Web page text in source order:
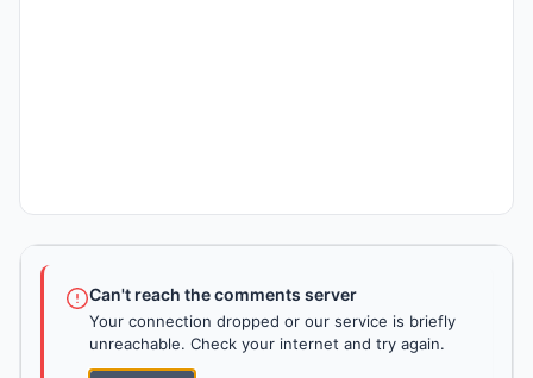
Can't reach the comments server
Your connection dropped or our service is briefly
unreachable. Check your internet and try again.